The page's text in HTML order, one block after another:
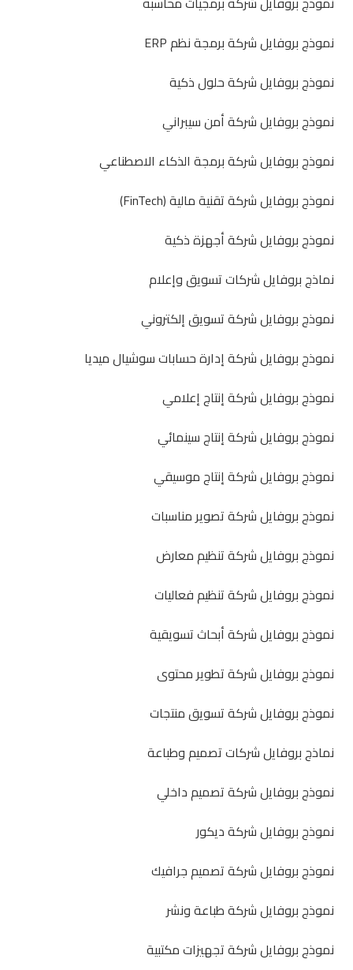
نموذج بروفايل شركة برمجة نظم ERP
نموذج بروفايل شركة حلول ذكية
نموذج بروفايل شركة أمن سيبراني
نموذج بروفايل شركة برمجة الذكاء الاصطناعي
نموذج بروفايل شركة تقنية مالية (FinTech)
نموذج بروفايل شركة أجهزة ذكية
نماذج بروفايل شركات تسويق وإعلام
نموذج بروفايل شركة تسويق إلكتروني
نموذج بروفايل شركة إدارة حسابات سوشيال ميديا
نموذج بروفايل شركة إنتاج إعلامي
نموذج بروفايل شركة إنتاج سينمائي
نموذج بروفايل شركة إنتاج موسيقي
نموذج بروفايل شركة تصوير مناسبات
نموذج بروفايل شركة تنظيم معارض
نموذج بروفايل شركة تنظيم فعاليات
نموذج بروفايل شركة أبحاث تسويقية
نموذج بروفايل شركة تطوير محتوى
نموذج بروفايل شركة تسويق منتجات
نماذج بروفايل شركات تصميم وطباعة
نموذج بروفايل شركة تصميم داخلي
نموذج بروفايل شركة ديكور
نموذج بروفايل شركة تصميم جرافيك
نموذج بروفايل شركة طباعة ونشر
نموذج بروفايل شركة تجهيزات مكتبية